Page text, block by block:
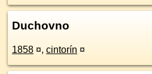
Duchovno
1858 ¤, cintorín ¤